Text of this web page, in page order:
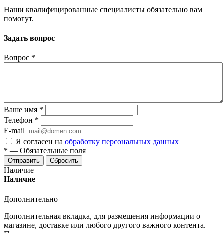
Наши квалифицированные специалисты обязательно вам
помогут.
Задать вопрос
Вопрос *
Ваше имя *
Телефон *
E-mail
Я согласен на обработку персональных данных
* — Обязательные поля
Отправить Сбросить
Наличие
Наличие
Дополнительно
Дополнительная вкладка, для размещения информации о
магазине, доставке или любого другого важного контента.